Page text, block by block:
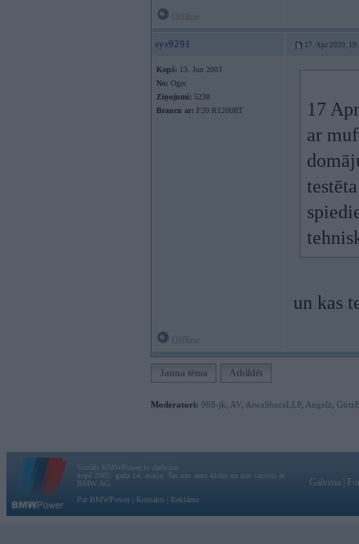
sys9291 17. Apr 2020,
Kopš: 13. Jun 2003
No: Ogre
Ziņojumi: 5238
Braucu ar: F20 R1200RT
17
ar
un kas
Jauna tēma Atbildēt
Moderatori: 968-jk AV AiwaShuraLLP, Angelz
Vortāls BMWPower.lv darbojas
kopš 2002. gada 14. maija. Tas nav auto klubs un nav saistīts ar
BMW AG.
Par BMWPower
Kontakti Reklāma
Galvena